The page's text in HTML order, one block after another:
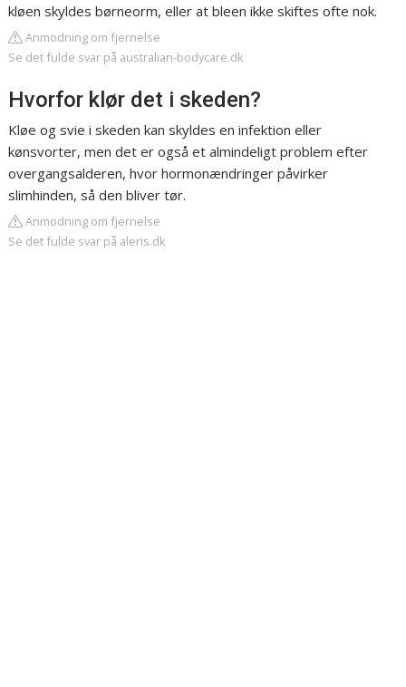
kløen skyldes børneorm, eller at bleen ikke skiftes ofte nok.
Anmodning om fjernelse
Se det fulde svar på australian-bodycare.dk
Hvorfor klør det i skeden?
Kløe og svie i skeden kan skyldes en infektion eller
kønsvorter, men det er også et almindeligt problem efter
overgangsalderen, hvor hormonændringer påvirker
slimhinden, så den bliver tør.
Anmodning om fjernelse
Se det fulde svar på aleris.dk